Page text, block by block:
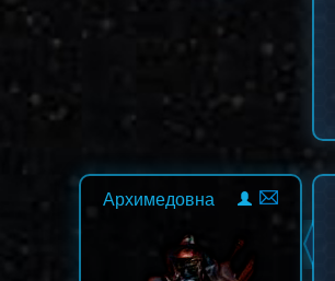
Архимедовна